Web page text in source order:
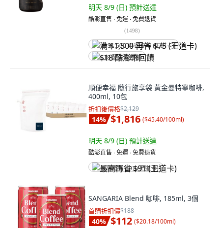
明天 8/9 (日) 預計送達
酷澎直售 ∙ 免運 ∙ 免費退貨
(1498)
满 $1,500 再省 $75 (王道卡)
$18 酷澎幣回饋
順便幸福 隨行旅享袋 黃金曼特寧咖啡,
400ml, 10包
折扣後價格$2,129
14% $1,816 ($45.40/100ml)
明天 8/9 (日) 預計送達
酷澎直售 ∙ 免運 ∙ 免費退貨
最高再省 $91 (王道卡)
SANGARIA Blend 咖啡, 185ml, 3個
首購折扣價$188
40% $112 ($20.18/100ml)